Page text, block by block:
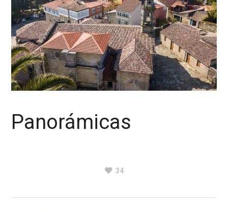
Panorámicas
34